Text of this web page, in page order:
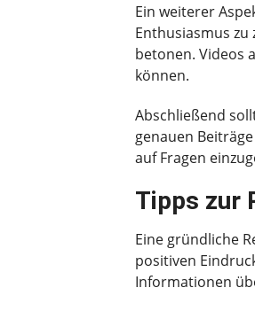
Ein weiterer
Enthusiasmus zu
betonen. Videos
können.
Abschließend
genauen
auf Fragen
Tipps zur
Eine gründliche
positiven
Informationen